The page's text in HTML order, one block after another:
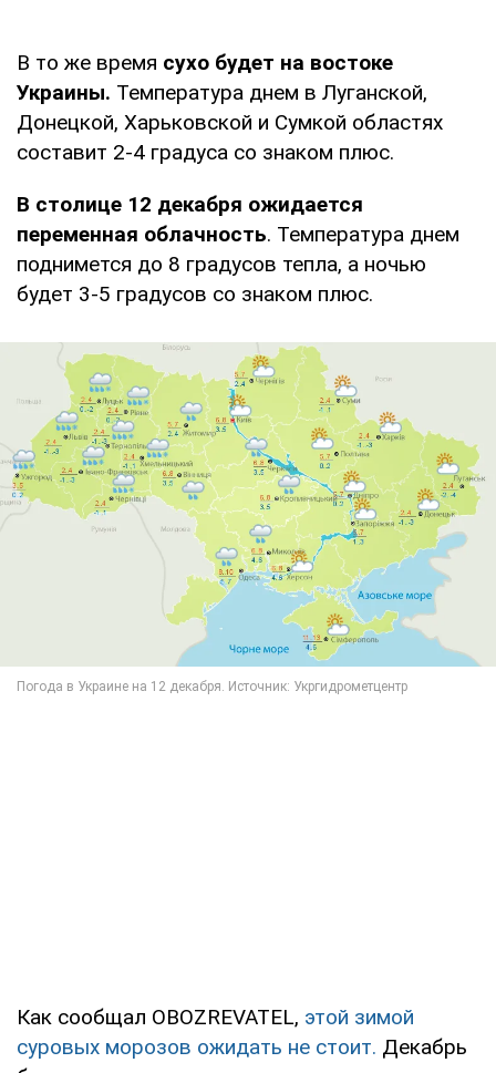
В то же время сухо будет на востоке
Украины. Температура днем в Луганской,
Донецкой, Харьковской и Сумкой областях
составит 2-4 градуса со знаком плюс.
В столице 12 декабря ожидается
переменная облачность. Температура днем
поднимется до 8 градусов тепла, а ночью
будет 3-5 градусов со знаком плюс.
Как сообщал OBOZREVATEL, этой зимой
суровых морозов ожидать не стоит. Декабрь